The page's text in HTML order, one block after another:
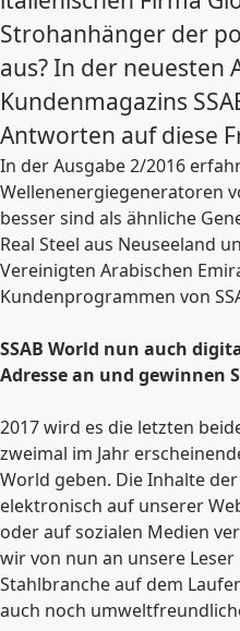
Strohanhänger der
aus? In der neuesten
Kundenmagazins
Antworten auf diese
In der Ausgabe 2/2016
Wellenenergiegeneratoren
besser sind als ähnliche
Real Steel aus Neuseeland
Vereinigten Arabischen
Kundenprogrammen von
SSAB World nun auch
Adresse an und gewinnen
2017 wird es die letzten
zweimal im Jahr
World geben. Die Inhalte
elektronisch auf unserer
oder auf sozialen Medien
wir von nun an unsere
Stahlbranche auf dem
auch noch